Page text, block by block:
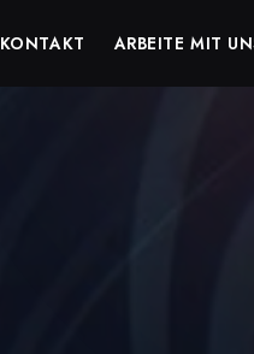
KONTAKT ARBEITE MIT